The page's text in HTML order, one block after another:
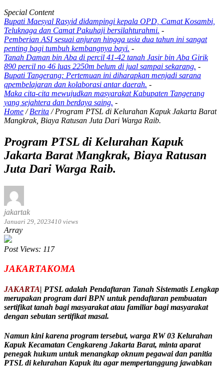
Special Content
Bupati Maesyal Rasyid didampingi kepala OPD, Camat Kosambi,
Teluknaga dan Camat Pakuhaji bersilahturahmi. -
Pemberian ASI sesuai anjuran hingga usia dua tahun ini sangat
penting bagi tumbuh kembangnya bayi. -
Tanah Daman bin Aba di percil 41-42 tanah Jasir bin Aba Girik
890 percil no 46 luas 2250m belum di jual sampai sekarang. -
Bupati Tangerang: Pertemuan ini diharapkan menjadi sarana
qpembelajaran dan kolaborasi antar daerah. -
Maka cita-cita mewujudkan masyarakat Kabupaten Tangerang
yang sejahtera dan berdaya saing. -
Home /Berita /Program PTSL di Kelurahan Kapuk Jakarta Barat
Mangkrak, Biaya Ratusan Juta Dari Warga Raib.
Program PTSL di Kelurahan Kapuk
Jakarta Barat Mangkrak, Biaya Ratusan
Juta Dari Warga Raib.
jakartak
Januari 29, 2023410 views
Array
Post Views: 117
JAKARTAKOMA
JAKARTA| PTSL adalah Pendaftaran Tanah Sistematis Lengkap
merupakan program dari BPN untuk pendaftaran pembuatan
sertifikat tanah bagi masyarakat atau familiar bagi masyarakat
dengan sebutan sertifikat masal.
Namun kini karena program tersebut, warga RW 03 Kelurahan
Kapuk Kecamatan Cengkareng Jakarta Barat, minta aparat
penegak hukum untuk menangkap oknum pegawai dan panitia
PTSL di kelurahan Kapuk itu agar mempertanggung jawabkan